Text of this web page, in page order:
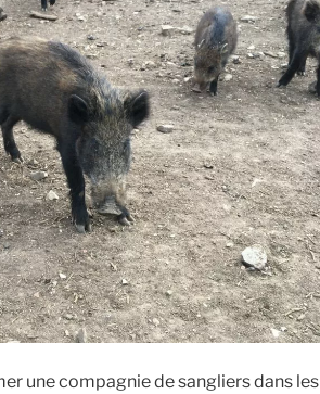
une compagnie de sangliers dans les